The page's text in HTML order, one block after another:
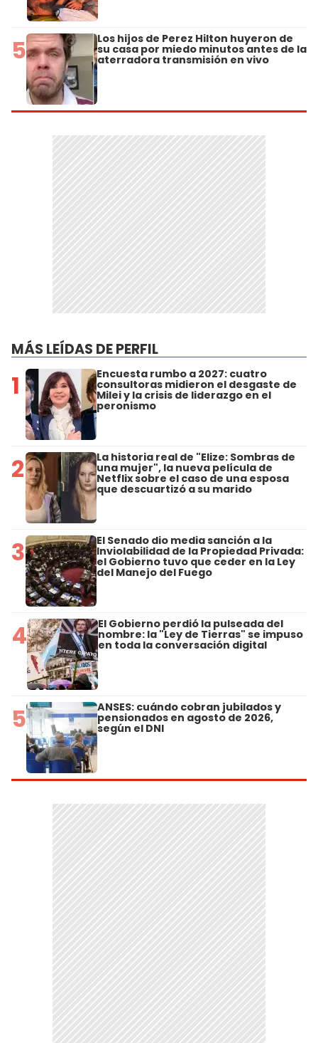
5 Los hijos de Perez Hilton huyeron de
su casa por miedo minutos antes de la
aterradora transmisión en vivo
MÁS LEÍDAS DE PERFIL
1 Encuesta rumbo a 2027: cuatro
consultoras midieron el desgaste de
Milei y la crisis de liderazgo en el
peronismo
2 La historia real de "Elize: Sombras de
una mujer", la nueva película de
Netflix sobre el caso de una esposa
que descuartizó a su marido
3 El Senado dio media sanción a la
Inviolabilidad de la Propiedad Privada:
el Gobierno tuvo que ceder en la Ley
del Manejo del Fuego
4 El Gobierno perdió la pulseada del
nombre: la "Ley de Tierras" se impuso
en toda la conversación digital
5 ANSES: cuándo cobran jubilados y
pensionados en agosto de 2026,
según el DNI